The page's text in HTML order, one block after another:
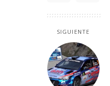
SIGUIENTE